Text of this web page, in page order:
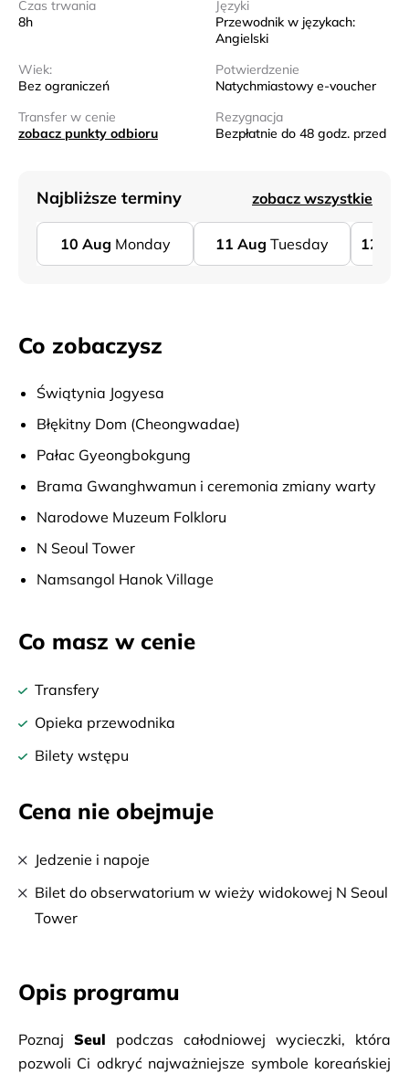
Czas trwania
8h
Języki
Przewodnik w językach:
Angielski
Wiek:
Bez ograniczeń
Potwierdzenie
Natychmiastowy e-voucher
Transfer w cenie
zobacz punkty odbioru
Rezygnacja
Bezpłatnie do 48 godz. przed
Najbliższe terminy zobacz wszystkie
10 Aug Monday 11 Aug Tuesday 12
Co zobaczysz
Świątynia Jogyesa
Błękitny Dom (Cheongwadae)
Pałac Gyeongbokgung
Brama Gwanghwamun i ceremonia zmiany warty
Narodowe Muzeum Folkloru
N Seoul Tower
Namsangol Hanok Village
Co masz w cenie
Transfery
Opieka przewodnika
Bilety wstępu
Cena nie obejmuje
Jedzenie i napoje
Bilet do obserwatorium w wieży widokowej N Seoul
Tower
Opis programu
Poznaj Seul podczas całodniowej wycieczki, która
pozwoli Ci odkryć najważniejsze symbole koreańskiej